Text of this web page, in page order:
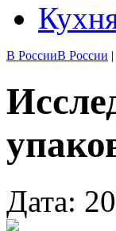
В РоссииВ России |
Дата: